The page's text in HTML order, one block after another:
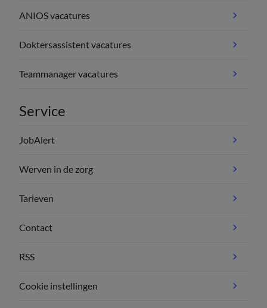
ANIOS vacatures
Doktersassistent vacatures
Teammanager vacatures
Service
JobAlert
Werven in de zorg
Tarieven
Contact
RSS
Cookie instellingen